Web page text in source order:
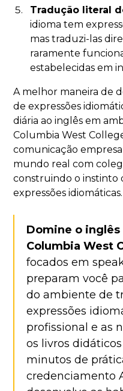
Tradução literal
idioma tem
mas traduzi-las
raramente
estabelecidas em
A melhor maneira de
de expressões
diária ao inglês em
Columbia West
comunicação
mundo real com
construindo o instinto
expressões idiomáticas.
Domine o
Columbia West
focados em
preparam você
do ambiente de
expressões
profissional e as
os livros
minutos de
credenciamento